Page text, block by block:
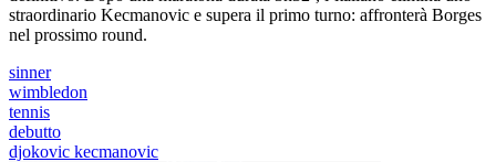
straordinario Kecmanovic e supera il primo turno: affronterà Borges
nel prossimo round.
sinner
wimbledon
tennis
debutto
djokovic kecmanovic